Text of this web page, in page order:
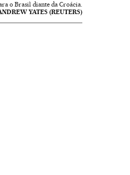
o Brasil diante da Croácia.
YATES (REUTERS)